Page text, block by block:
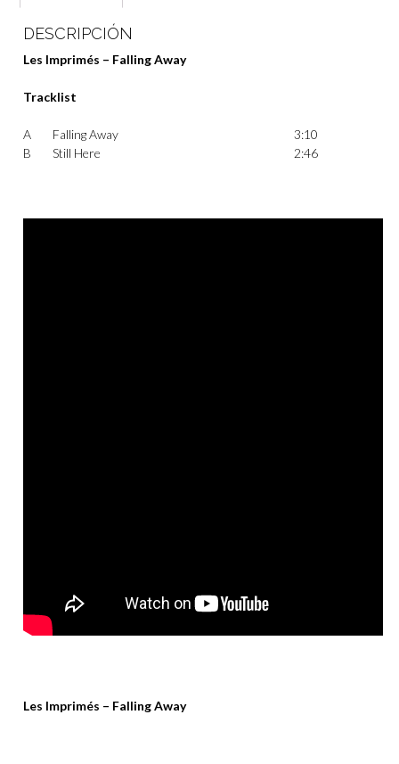
DESCRIPCIÓN
Les Imprimés – Falling Away
Tracklist
A Falling Away
3:10
B
Still Here 2:46
Les Imprimés – Falling Away